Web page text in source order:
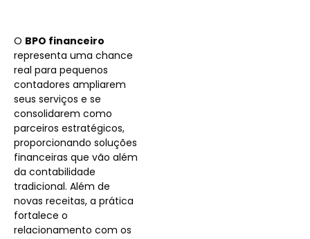
O BPO financeiro
representa uma chance
real para pequenos
contadores ampliarem
seus serviços e se
consolidarem como
parceiros estratégicos,
proporcionando soluções
financeiras que vão além
da contabilidade
tradicional. Além de
novas receitas, a prática
fortalece o
relacionamento com os